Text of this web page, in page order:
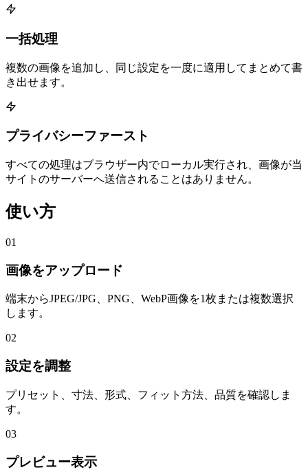
一括処理
複数の画像を追加し、同じ設定を一度に適用してまとめて書
き出せます。
プライバシーファースト
すべての処理はブラウザー内でローカル実行され、画像が当
サイトのサーバーへ送信されることはありません。
使い方
01
画像をアップロード
端末からJPEG/JPG、PNG、WebP画像を1枚または複数選択
します。
02
設定を調整
プリセット、寸法、形式、フィット方法、品質を確認しま
す。
03
プレビュー表示